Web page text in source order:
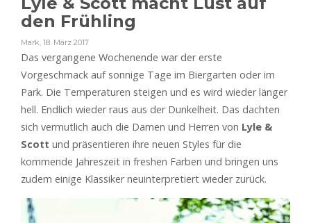
den Frühling
Mark, 18. März 2017
Das vergangene Wochenende war der erste
Vorgeschmack auf sonnige Tage im Biergarten oder im
Park. Die Temperaturen steigen und es wird wieder länger
hell. Endlich wieder raus aus der Dunkelheit. Das dachten
sich vermutlich auch die Damen und Herren von Lyle &
Scott und präsentieren ihre neuen Styles für die
kommende Jahreszeit in freshen Farben und bringen uns
zudem einige Klassiker neuinterpretiert wieder zurück.